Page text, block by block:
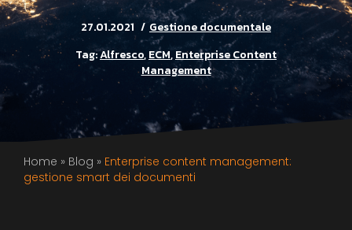
27.01.2021
Gestione documentale
Tag:Alfresco,ECM,Enterprise Content
Management
Home » Blog » Enterprise content management:
gestione smart dei documenti